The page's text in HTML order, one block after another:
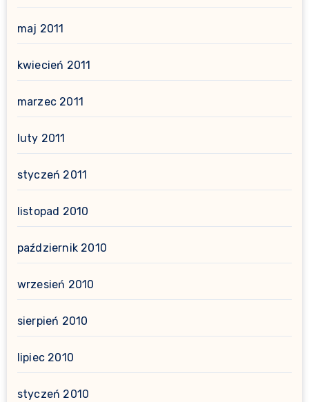
maj 2011
kwiecień 2011
marzec 2011
luty 2011
styczeń 2011
listopad 2010
październik 2010
wrzesień 2010
sierpień 2010
lipiec 2010
styczeń 2010